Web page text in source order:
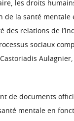
les droits
de la santé
des relations de
sociaux
Aulagnier,
de documents
mentale en